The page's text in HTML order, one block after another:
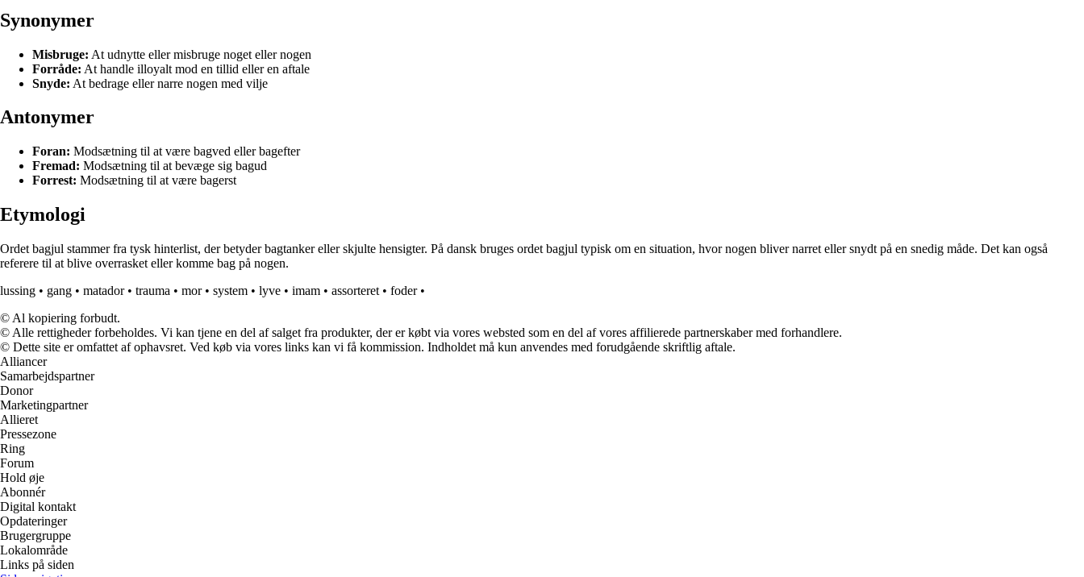
Synonymer
Misbruge: At udnytte eller misbruge noget eller nogen
Forråde: At handle illoyalt mod en tillid eller en aftale
Snyde: At bedrage eller narre nogen med vilje
Antonymer
Foran: Modsætning til at være bagved eller bagefter
Fremad: Modsætning til at bevæge sig bagud
Forrest: Modsætning til at være bagerst
Etymologi
Ordet bagjul stammer fra tysk hinterlist, der betyder bagtanker eller skjulte hensigter. På dansk bruges ordet bagjul typisk om en situation, hvor nogen bliver narret eller snydt på en snedig måde. Det kan også
referere til at blive overrasket eller komme bag på nogen.
lussing • gang • matador• trauma • mor• system • lyve • imam • assorteret • foder•
© Al kopiering forbudt.
© Alle rettigheder forbeholdes. Vi kan tjene en del af salget fra produkter, der er købt via vores websted som en del af vores affilierede partnerskaber med forhandlere.
© Dette site er omfattet af ophavsret. Ved køb via vores links kan vi få kommission. Indholdet må kun anvendes med forudgående skriftlig aftale.
Alliancer
Samarbejdspartner
Donor
Marketingpartner
Allieret
Pressezone
Ring
Forum
Hold øje
Abonnér
Digital kontakt
Opdateringer
Brugergruppe
Lokalområde
Links på siden